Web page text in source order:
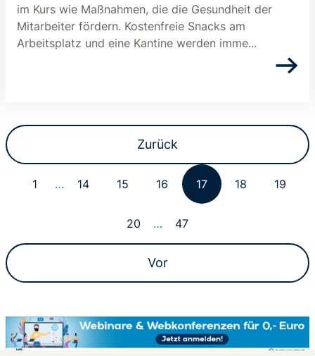
im Kurs wie Maßnahmen, die die Gesundheit der
Mitarbeiter fördern. Kostenfreie Snacks am
Arbeitsplatz und eine Kantine werden imme...
Zurück
1 … 14 15 16 17 18 19
20 … 47
Vor